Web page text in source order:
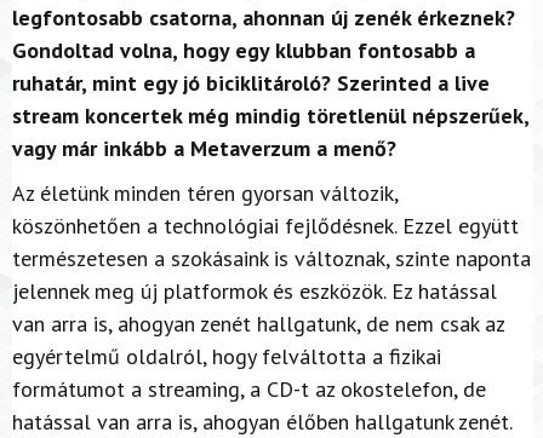
legfontosabb csatorna, ahonnan új zenék érkeznek?
Gondoltad volna, hogy egy klubban fontosabb a
ruhatár, mint egy jó biciklitároló? Szerinted a live
stream koncertek még mindig töretlenül népszerűek,
vagy már inkább a Metaverzum a menő?
Az életünk minden téren gyorsan változik,
köszönhetően a technológiai fejlődésnek. Ezzel együtt
természetesen a szokásaink is változnak, szinte naponta
jelennek meg új platformok és eszközök. Ez hatással
van arra is, ahogyan zenét hallgatunk, de nem csak az
egyértelmű oldalról, hogy felváltotta a fizikai
formátumot a streaming, a CD-t az okostelefon, de
hatással van arra is, ahogyan élőben hallgatunk zenét.